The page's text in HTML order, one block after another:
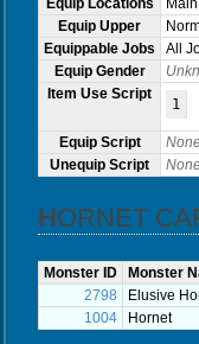
Equip Locations
Equip Upper
Equippable Jobs
All
Equip Gender
Item Use Script
1
Equip Script
Unequip Script
HORNET
Monster ID
Monster
2798
Elusive
1004
Hornet